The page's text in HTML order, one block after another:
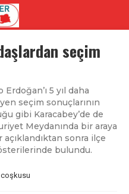
seçim
5 yıl daha
seçim sonuçlarının
gibi Karacabey’de de
Meydanında bir araya
sonra ilçe
bulundu.